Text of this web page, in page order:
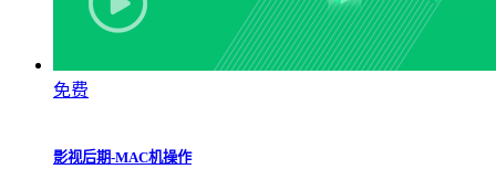
免费
影视后期-MAC机操作